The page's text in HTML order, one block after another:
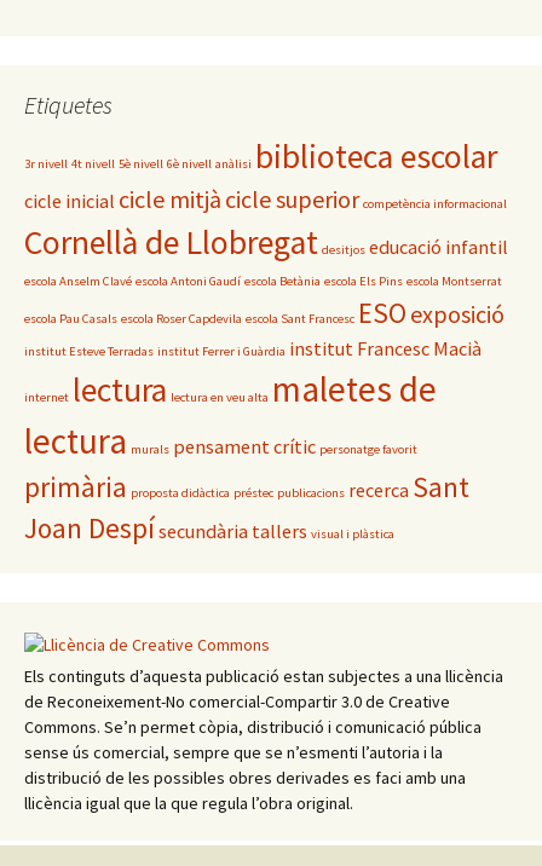
Etiquetes
3r nivell 4t nivell 5è nivell 6è nivell anàlisi biblioteca escolar
cicle inicial cicle mitjà cicle superior competència informacional
Cornellà de Llobregat desitjos educació infantil
escola Anselm Clavé escola Antoni Gaudí escola Betània escola Els Pins escola Montserrat
escola Pau Casals escola Roser Capdevila escola Sant Francesc ESO exposició
institut Esteve Terradas institut Ferrer i Guàrdia institut Francesc Macià
internet lectura lectura en veu alta maletes de
lectura murals pensament crític personatge favorit
primària proposta didàctica préstec publicacions recerca Sant
Joan Despísecundària tallers visual i plàstica
Els continguts d’aquesta publicació estan subjectes a una llicència
de Reconeixement-No comercial-Compartir 3.0 de Creative
Commons. Se’n permet còpia, distribució i comunicació pública
sense ús comercial, sempre que se n’esmenti l’autoria i la
distribució de les possibles obres derivades es faci amb una
llicència igual que la que regula l’obra original.